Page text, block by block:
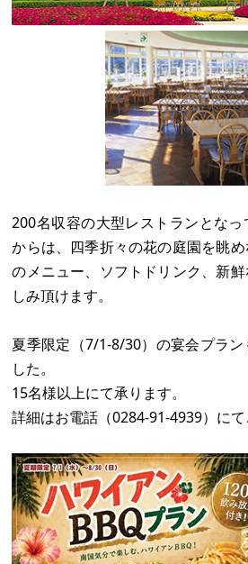
200名収容の大型レストランとな
からは、四季折々の花の庭園を眺
のメニュー、ソフトドリンク、新
しみ頂けます。
夏季限定（7/1-8/30）の宴会プラ
した。
15名様以上にて承ります。
詳細はお電話（0284-91-4939）にて